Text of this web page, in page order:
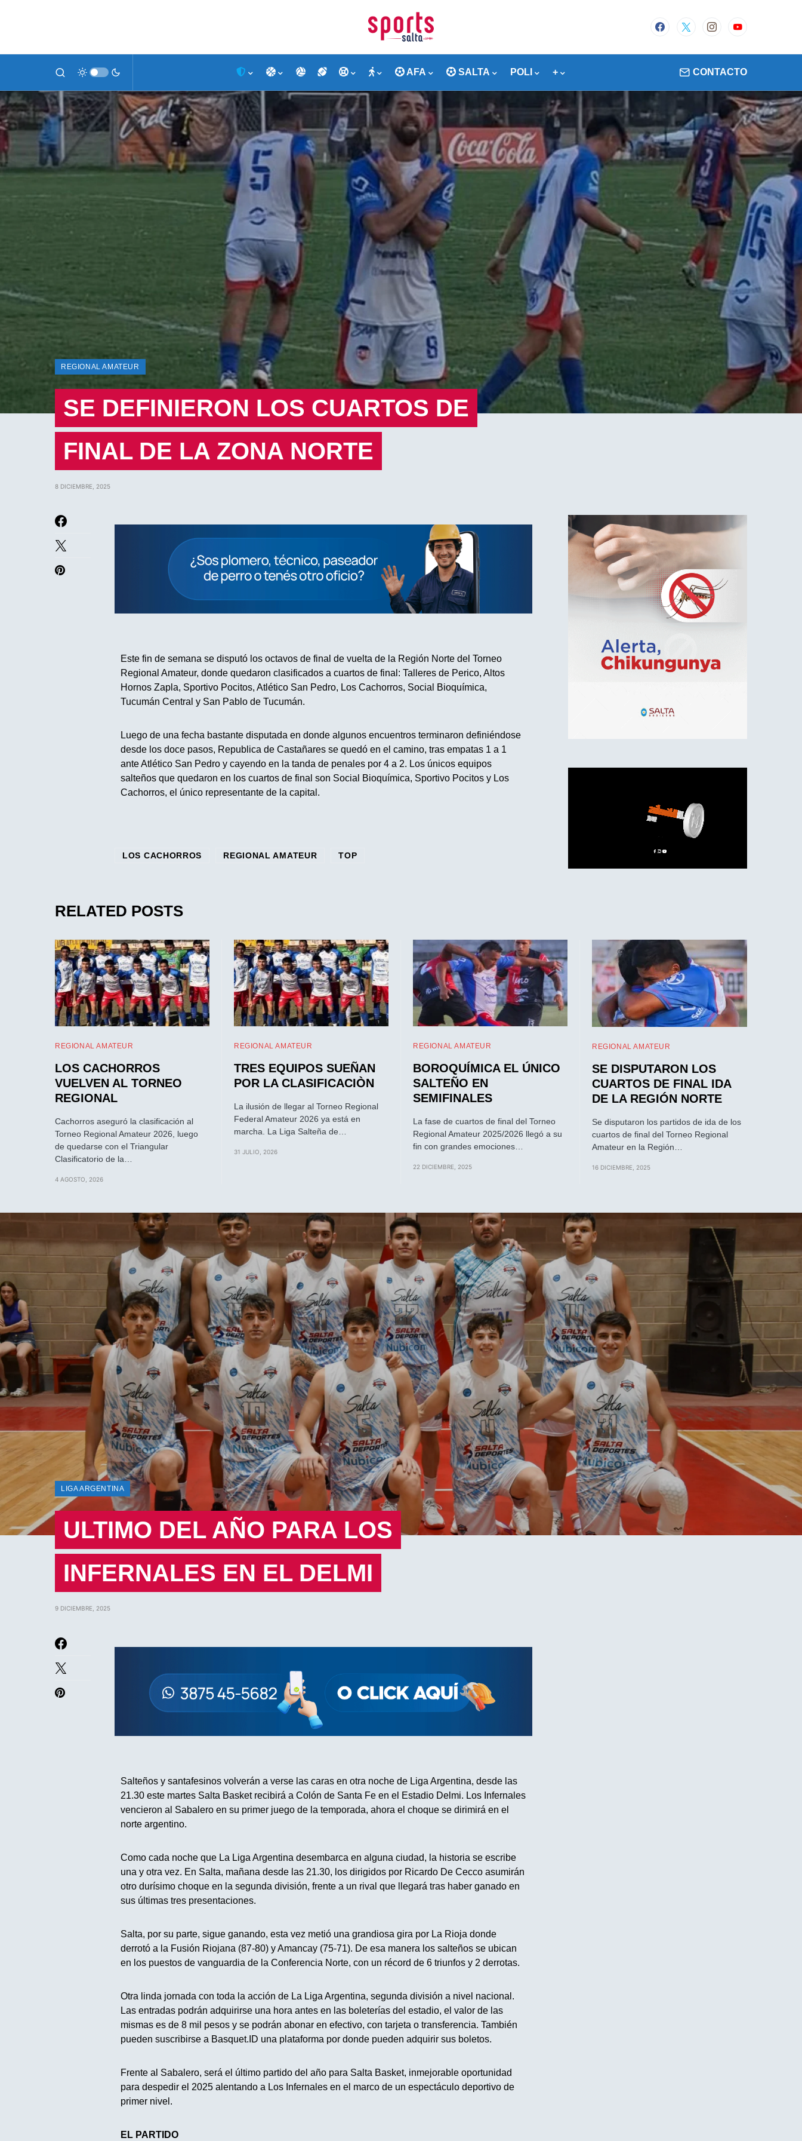
AFA SALTA POLI + CONTACTO
REGIONAL AMATEUR
SE DEFINIERON LOS CUARTOS DE
FINAL DE LA ZONA NORTE
8 DICIEMBRE, 2025
Este fin de semana se disputó los octavos de final de vuelta de la Región Norte del Torneo
Regional Amateur, donde quedaron clasificados a cuartos de final: Talleres de Perico, Altos
Hornos Zapla, Sportivo Pocitos, Atlético San Pedro, Los Cachorros, Social Bioquímica,
Tucumán Central y San Pablo de Tucumán.
Luego de una fecha bastante disputada en donde algunos encuentros terminaron definiéndose
desde los doce pasos, Republica de Castañares se quedó en el camino, tras empatas 1 a 1
ante Atlético San Pedro y cayendo en la tanda de penales por 4 a 2. Los únicos equipos
salteños que quedaron en los cuartos de final son Social Bioquímica, Sportivo Pocitos y Los
Cachorros, el único representante de la capital.
LOS CACHORROS REGIONAL AMATEUR TOP
RELATED POSTS
REGIONAL AMATEUR
LOS CACHORROS
VUELVEN AL TORNEO
REGIONAL
Cachorros aseguró la clasificación al
Torneo Regional Amateur 2026, luego
de quedarse con el Triangular
Clasificatorio de la…
4 AGOSTO, 2026
REGIONAL AMATEUR
TRES EQUIPOS SUEÑAN
POR LA CLASIFICACIÒN
La ilusión de llegar al Torneo Regional
Federal Amateur 2026 ya está en
marcha. La Liga Salteña de…
31 JULIO, 2026
REGIONAL AMATEUR
BOROQUÍMICA EL ÚNICO
SALTEÑO EN
SEMIFINALES
La fase de cuartos de final del Torneo
Regional Amateur 2025/2026 llegó a su
fin con grandes emociones…
22 DICIEMBRE, 2025
REGIONAL AMATEUR
SE DISPUTARON LOS
CUARTOS DE FINAL IDA
DE LA REGIÓN NORTE
Se disputaron los partidos de ida de los
cuartos de final del Torneo Regional
Amateur en la Región…
16 DICIEMBRE, 2025
LIGA ARGENTINA
ULTIMO DEL AÑO PARA LOS
INFERNALES EN EL DELMI
9 DICIEMBRE, 2025
Salteños y santafesinos volverán a verse las caras en otra noche de Liga Argentina, desde las
21.30 este martes Salta Basket recibirá a Colón de Santa Fe en el Estadio Delmi. Los Infernales
vencieron al Sabalero en su primer juego de la temporada, ahora el choque se dirimirá en el
norte argentino.
Como cada noche que La Liga Argentina desembarca en alguna ciudad, la historia se escribe
una y otra vez. En Salta, mañana desde las 21.30, los dirigidos por Ricardo De Cecco asumirán
otro durísimo choque en la segunda división, frente a un rival que llegará tras haber ganado en
sus últimas tres presentaciones.
Salta, por su parte, sigue ganando, esta vez metió una grandiosa gira por La Rioja donde
derrotó a la Fusión Riojana (87-80) y Amancay (75-71). De esa manera los salteños se ubican
en los puestos de vanguardia de la Conferencia Norte, con un récord de 6 triunfos y 2 derrotas.
Otra linda jornada con toda la acción de La Liga Argentina, segunda división a nivel nacional.
Las entradas podrán adquirirse una hora antes en las boleterías del estadio, el valor de las
mismas es de 8 mil pesos y se podrán abonar en efectivo, con tarjeta o transferencia. También
pueden suscribirse a Basquet.ID una plataforma por donde pueden adquirir sus boletos.
Frente al Sabalero, será el último partido del año para Salta Basket, inmejorable oportunidad
para despedir el 2025 alentando a Los Infernales en el marco de un espectáculo deportivo de
primer nivel.
EL PARTIDO